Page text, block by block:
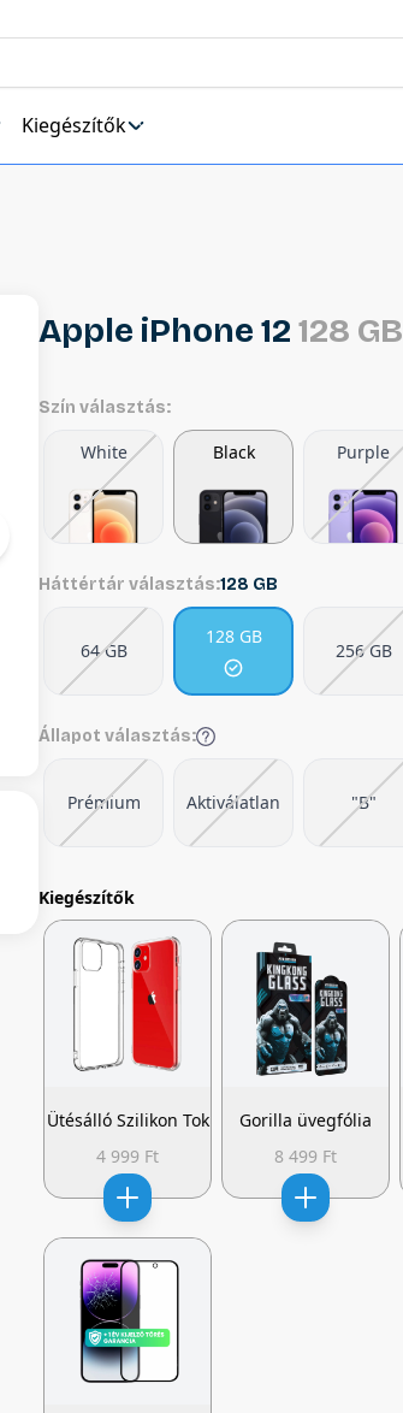
Kiegészítők
Apple iPhone 12128 GB
Szín választás:
White Black Purple
Háttértár választás:128 GB
64 GB
128 GB
256 GB
Állapot választás:
Prémium Aktiválatlan "B"
Kiegészítők
Ütésálló Szilikon Tok
4 999 Ft
Gorilla üvegfólia
8 499 Ft